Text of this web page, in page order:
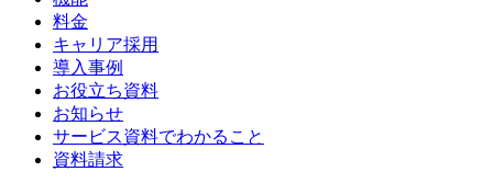
料金
キャリア採用
導入事例
お役立ち資料
お知らせ
サービス資料でわかること
資料請求